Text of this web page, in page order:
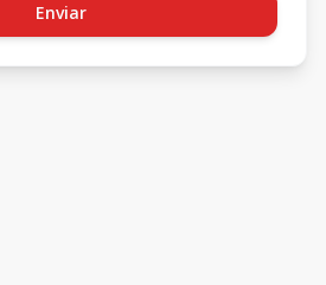
Enviar